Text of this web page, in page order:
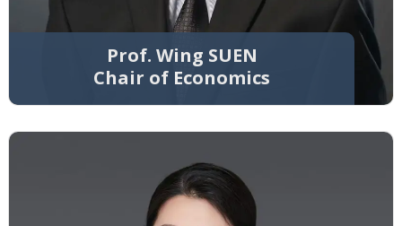
Prof. Wing SUEN
Chair of Economics